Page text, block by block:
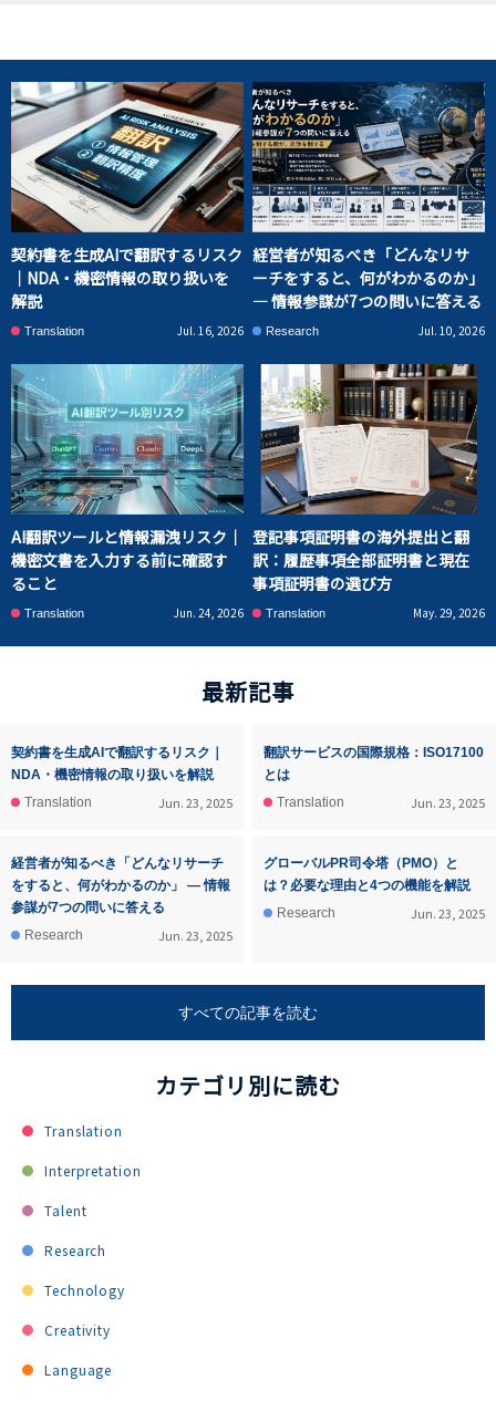
契約書を生成AIで翻訳するリスク
｜NDA・機密情報の取り扱いを
解説
Translation Jul. 16, 2026
経営者が知るべき「どんなリサ
ーチをすると、何がわかるのか」
― 情報参謀が7つの問いに答える
Research Jul. 10, 2026
AI翻訳ツールと情報漏洩リスク｜
機密文書を入力する前に確認す
ること
Translation Jun. 24, 2026
登記事項証明書の海外提出と翻
訳：履歴事項全部証明書と現在
事項証明書の選び方
Translation May. 29, 2026
最新記事
契約書を生成AIで翻訳するリスク｜
NDA・機密情報の取り扱いを解説
Translation
Jun. 23, 2025
翻訳サービスの国際規格：ISO17100
とは
Translation
Jun. 23, 2025
経営者が知るべき「どんなリサーチ
をすると、何がわかるのか」 ― 情報
参謀が7つの問いに答える
Research
Jun. 23, 2025
グローバルPR司令塔（PMO）と
は？必要な理由と4つの機能を解説
Research
Jun. 23, 2025
すべての記事を読む
カテゴリ別に読む
Translation
Interpretation
Talent
Research
Technology
Creativity
Language